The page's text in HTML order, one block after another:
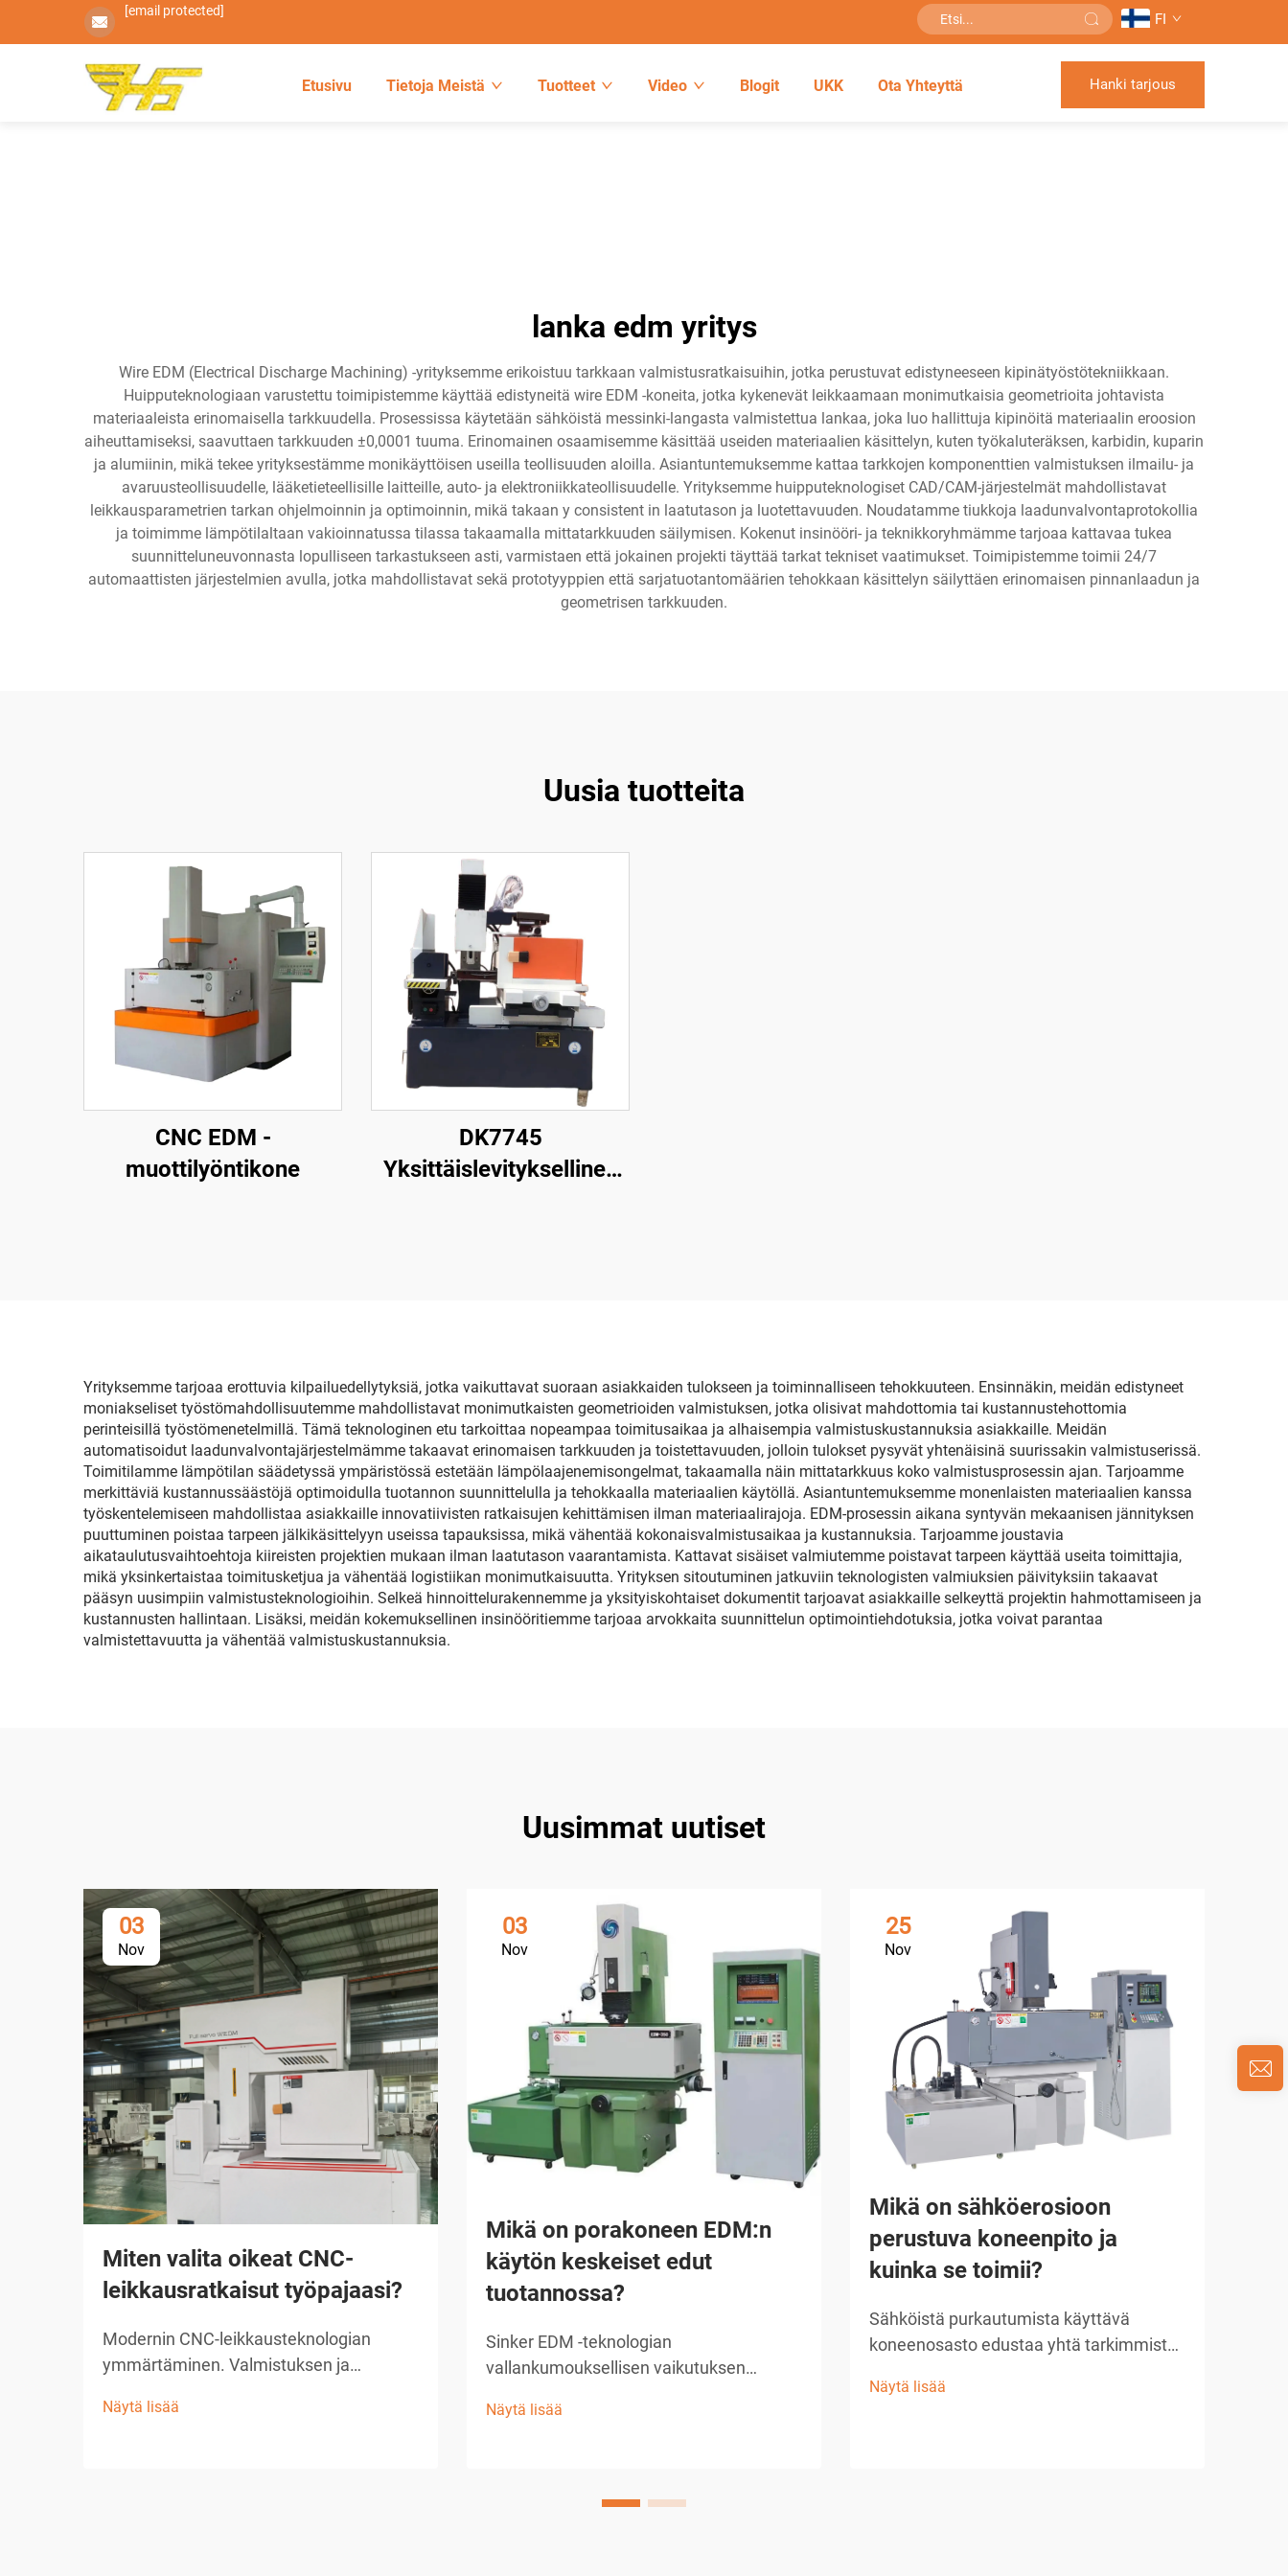
[email protected] FI
Etusivu Tietoja Meistä Tuotteet Video Blogit UKK Ota Yhteyttä Hanki tarjous
lanka edm yritys
Wire EDM (Electrical Discharge Machining) -yrityksemme erikoistuu tarkkaan valmistusratkaisuihin, jotka perustuvat edistyneeseen kipinätyöstötekniikkaan.
Huipputeknologiaan varustettu toimipistemme käyttää edistyneitä wire EDM -koneita, jotka kykenevät leikkaamaan monimutkaisia geometrioita johtavista
materiaaleista erinomaisella tarkkuudella. Prosessissa käytetään sähköistä messinki-langasta valmistettua lankaa, joka luo hallittuja kipinöitä materiaalin eroosion
aiheuttamiseksi, saavuttaen tarkkuuden ±0,0001 tuuma. Erinomainen osaamisemme käsittää useiden materiaalien käsittelyn, kuten työkaluteräksen, karbidin, kuparin
ja alumiinin, mikä tekee yrityksestämme monikäyttöisen useilla teollisuuden aloilla. Asiantuntemuksemme kattaa tarkkojen komponenttien valmistuksen ilmailu- ja
avaruusteollisuudelle, lääketieteellisille laitteille, auto- ja elektroniikkateollisuudelle. Yrityksemme huipputeknologiset CAD/CAM-järjestelmät mahdollistavat
leikkausparametrien tarkan ohjelmoinnin ja optimoinnin, mikä takaan y consistent in laatutason ja luotettavuuden. Noudatamme tiukkoja laadunvalvontaprotokollia
ja toimimme lämpötilaltaan vakioinnatussa tilassa takaamalla mittatarkkuuden säilymisen. Kokenut insinööri- ja teknikkoryhmämme tarjoaa kattavaa tukea
suunnitteluneuvonnasta lopulliseen tarkastukseen asti, varmistaen että jokainen projekti täyttää tarkat tekniset vaatimukset. Toimipistemme toimii 24/7
automaattisten järjestelmien avulla, jotka mahdollistavat sekä prototyyppien että sarjatuotantomäärien tehokkaan käsittelyn säilyttäen erinomaisen pinnanlaadun ja
geometrisen tarkkuuden.
Uusia tuotteita
CNC EDM -
muottilyöntikone
DK7745
Yksittäislevityksellinen
Yrityksemme tarjoaa erottuvia kilpailuedellytyksiä, jotka vaikuttavat suoraan asiakkaiden tulokseen ja toiminnalliseen tehokkuuteen. Ensinnäkin, meidän edistyneet
moniakseliset työstömahdollisuutemme mahdollistavat monimutkaisten geometrioiden valmistuksen, jotka olisivat mahdottomia tai kustannustehottomia
perinteisillä työstömenetelmillä. Tämä teknologinen etu tarkoittaa nopeampaa toimitusaikaa ja alhaisempia valmistuskustannuksia asiakkaille. Meidän
automatisoidut laadunvalvontajärjestelmämme takaavat erinomaisen tarkkuuden ja toistettavuuden, jolloin tulokset pysyvät yhtenäisinä suurissakin valmistuserissä.
Toimitilamme lämpötilan säädetyssä ympäristössä estetään lämpölaajenemisongelmat, takaamalla näin mittatarkkuus koko valmistusprosessin ajan. Tarjoamme
merkittäviä kustannussäästöjä optimoidulla tuotannon suunnittelulla ja tehokkaalla materiaalien käytöllä. Asiantuntemuksemme monenlaisten materiaalien kanssa
työskentelemiseen mahdollistaa asiakkaille innovatiivisten ratkaisujen kehittämisen ilman materiaalirajoja. EDM-prosessin aikana syntyvän mekaanisen jännityksen
puuttuminen poistaa tarpeen jälkikäsittelyyn useissa tapauksissa, mikä vähentää kokonaisvalmistusaikaa ja kustannuksia. Tarjoamme joustavia
aikataulutusvaihtoehtoja kiireisten projektien mukaan ilman laatutason vaarantamista. Kattavat sisäiset valmiutemme poistavat tarpeen käyttää useita toimittajia,
mikä yksinkertaistaa toimitusketjua ja vähentää logistiikan monimutkaisuutta. Yrityksen sitoutuminen jatkuviin teknologisten valmiuksien päivityksiin takaavat
pääsyn uusimpiin valmistusteknologioihin. Selkeä hinnoittelurakennemme ja yksityiskohtaiset dokumentit tarjoavat asiakkaille selkeyttä projektin hahmottamiseen ja
kustannusten hallintaan. Lisäksi, meidän kokemuksellinen insinööritiemme tarjoaa arvokkaita suunnittelun optimointiehdotuksia, jotka voivat parantaa
valmistettavuutta ja vähentää valmistuskustannuksia.
Uusimmat uutiset
03
Nov
Miten valita oikeat CNC-
leikkausratkaisut työpajaasi?
Modernin CNC-leikkausteknologian
ymmärtäminen. Valmistuksen ja
uudistuneella CNC-leikkausratkaisulla,
Näytä lisää
03
Nov
Mikä on porakoneen EDM:n
käytön keskeiset edut
tuotannossa?
Sinker EDM -teknologian
vallankumouksellisen vaikutuksen
vaatii tarkkuutta, tehokkuutta ja
tunnetaan myös ram-EDM:nä tai
Näytä lisää
25
Nov
Mikä on sähköerosioon
perustuva koneenpito ja
kuinka se toimii?
Sähköistä purkautumista käyttävä
koneenosasto edustaa yhtä tarkimmista
valmistusmenetelmistä nykyaikaisessa
Näytä lisää